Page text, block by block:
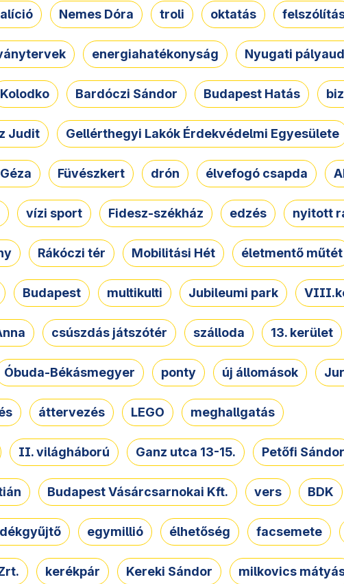
Nemes Dóra troli oktatás
energiahatékonyság Nyugati
Kolodko Bardóczi Sándor Budapest Hatás
Judit Gellérthegyi Lakók Érdekvédelmi Egyesülete
Füvészkert drón élvefogó csapda
vízi sport Fidesz-székház edzés nyitott
Rákóczi tér Mobilitási Hét életmentő műtét
Budapest multikulti Jubileumi park
csúszdás játszótér szálloda 13. kerület
Óbuda-Békásmegyer ponty új állomások
áttervezés LEGO meghallgatás
II. világháború Ganz utca 13-15. Petőfi Sándor
Budapest Vásárcsarnokai Kft. vers BDK
egymillió élhetőség facsemete
kerékpár Kereki Sándor milkovics